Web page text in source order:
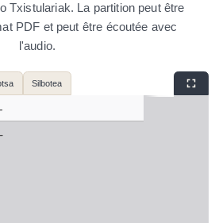
Txistulariak. La partition peut être
PDF et peut être écoutée avec
l'audio.
Silbotea